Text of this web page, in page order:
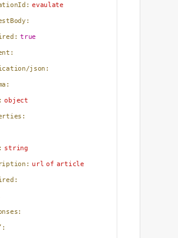
evaulate
true
json:
object
string
url of article